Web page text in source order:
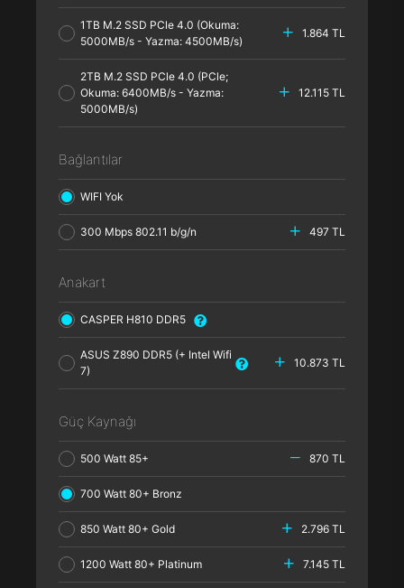
1TB M.2 SSD PCle 4.0 (Okuma:
5000MB/s - Yazma: 4500MB/s)
1.864 TL
2TB M.2 SSD PCle 4.0 (PCle;
Okuma: 6400MB/s - Yazma:
5000MB/s)
12.115 TL
Bağlantılar
WIFI Yok
300 Mbps 802.11 b/g/n 497 TL
Anakart
CASPER H810 DDR5
ASUS Z890 DDR5 (+ Intel Wifi
7)
10.873 TL
Güç Kaynağı
500 Watt 85+ 870 TL
700 Watt 80+ Bronz
850 Watt 80+ Gold 2.796 TL
1200 Watt 80+ Platinum 7.145 TL